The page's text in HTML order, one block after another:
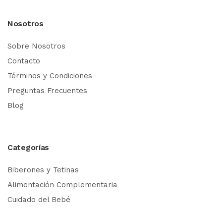
Nosotros
Sobre Nosotros
Contacto
Términos y Condiciones
Preguntas Frecuentes
Blog
Categorías
Biberones y Tetinas
Alimentación Complementaria
Cuidado del Bebé